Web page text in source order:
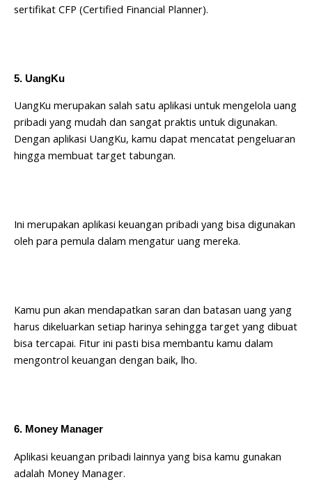
sertifikat CFP (Certified Financial Planner).
5. UangKu
UangKu merupakan salah satu aplikasi untuk mengelola uang
pribadi yang mudah dan sangat praktis untuk digunakan.
Dengan aplikasi UangKu, kamu dapat mencatat pengeluaran
hingga membuat target tabungan.
Ini merupakan aplikasi keuangan pribadi yang bisa digunakan
oleh para pemula dalam mengatur uang mereka.
Kamu pun akan mendapatkan saran dan batasan uang yang
harus dikeluarkan setiap harinya sehingga target yang dibuat
bisa tercapai. Fitur ini pasti bisa membantu kamu dalam
mengontrol keuangan dengan baik, lho.
6. Money Manager
Aplikasi keuangan pribadi lainnya yang bisa kamu gunakan
adalah Money Manager.